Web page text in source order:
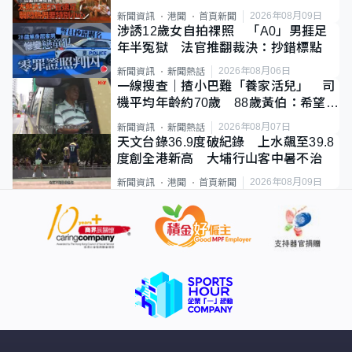
足
新聞資訊 港聞 首頁新聞 2026年08月09日
涉誘12歲女自拍祼照 「A0」男捱足
年半冤獄 法官推翻裁決：抄錯標點
新聞資訊 新聞熱話 2026年08月06日
一線搜查｜揸小巴難「養家活兒」 司
機平均年齡約70歲 88歲黃伯：希望一
直揸落去
新聞資訊 新聞熱話 2026年08月07日
天文台錄36.9度破紀錄 上水飆至39.8
度創全港新高 大埔行山客中暑不治
新聞資訊 港聞 首頁新聞 2026年08月09日